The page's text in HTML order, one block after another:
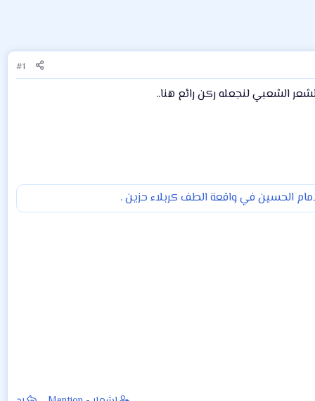
#1
الشعبي لنجعله ركن رائع هنا..
الحسين في واقعة الطف كربلاء حزين .